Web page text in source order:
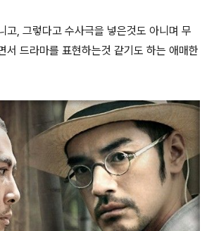
고, 그렇다고 수사극을 넣은것도 아니며 무
서 드라마를 표현하는것 같기도 하는 애매한